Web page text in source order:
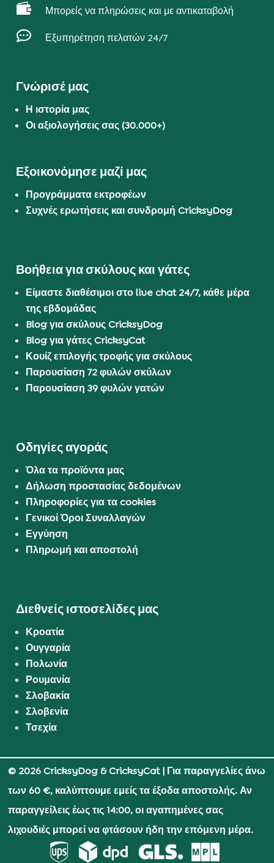
 Μπορείς να πληρώσεις και με αντικαταβολή
 Εξυπηρέτηση πελατών 24/7
Γνώρισέ μας
Η ιστορία μας
Οι αξιολογήσεις σας (30.000+)
Εξοικονόμησε μαζί μας
Προγράμματα εκτροφέων
Συχνές ερωτήσεις και συνδρομή CricksyDog
Βοήθεια για σκύλους και γάτες
Είμαστε διαθέσιμοι στο live chat 24/7, κάθε μέρα
της εβδομάδας
Blog για σκύλους CricksyDog
Blog για γάτες CricksyCat
Κουίζ επιλογής τροφής για σκύλους
Παρουσίαση 72 φυλών σκύλων
Παρουσίαση 39 φυλών γατών
Οδηγίες αγοράς
Όλα τα προϊόντα μας
Δήλωση προστασίας δεδομένων
Πληροφορίες για τα cookies
Γενικοί Όροι Συναλλαγών
Εγγύηση
Πληρωμή και αποστολή
Διεθνείς ιστοσελίδες μας
Κροατία
Ουγγαρία
Πολωνία
Ρουμανία
Σλοβακία
Σλοβενία
Τσεχία
© 2026 CricksyDog & CricksyCat| Για παραγγελίες άνω
των 60 €, καλύπτουμε εμείς τα έξοδα αποστολής. Αν
παραγγείλεις έως τις 14:00, οι αγαπημένες σας
λιχουδιές μπορεί να φτάσουν ήδη την επόμενη μέρα.